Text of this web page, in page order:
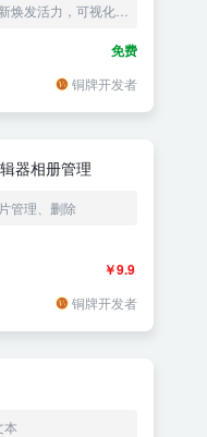
焕发活力，可视化管
免费
铜牌开发者
器相册管理
管理、删除
￥9.9
铜牌开发者
本